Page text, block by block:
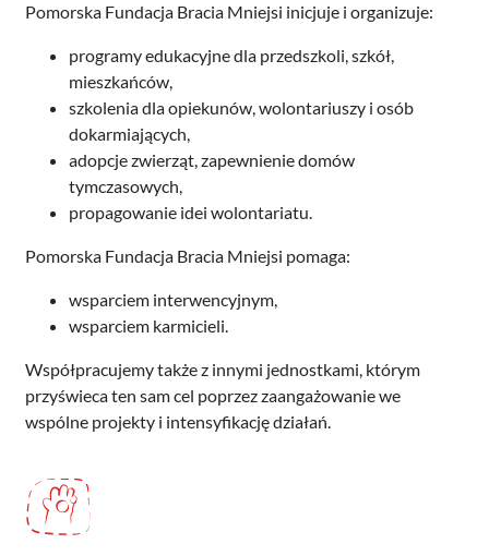
Pomorska Fundacja Bracia Mniejsi inicjuje i organizuje:
programy edukacyjne dla przedszkoli, szkół,
mieszkańców,
szkolenia dla opiekunów, wolontariuszy i osób
dokarmiających,
adopcje zwierząt, zapewnienie domów
tymczasowych,
propagowanie idei wolontariatu.
Pomorska Fundacja Bracia Mniejsi pomaga:
wsparciem interwencyjnym,
wsparciem karmicieli.
Współpracujemy także z innymi jednostkami, którym
przyświeca ten sam cel poprzez zaangażowanie we
wspólne projekty i intensyfikację działań.